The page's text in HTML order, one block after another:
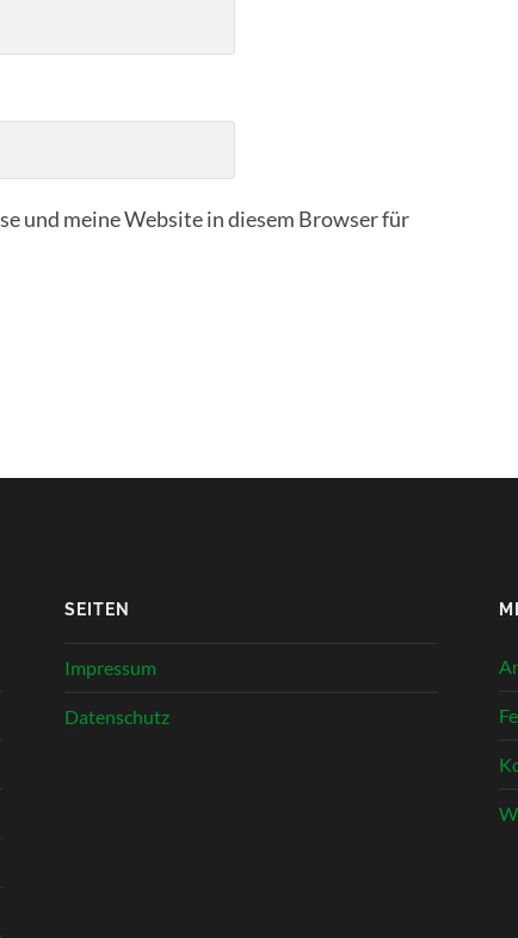
und meine Website in diesem Browser für
SEITEN
Impressum
Datenschutz